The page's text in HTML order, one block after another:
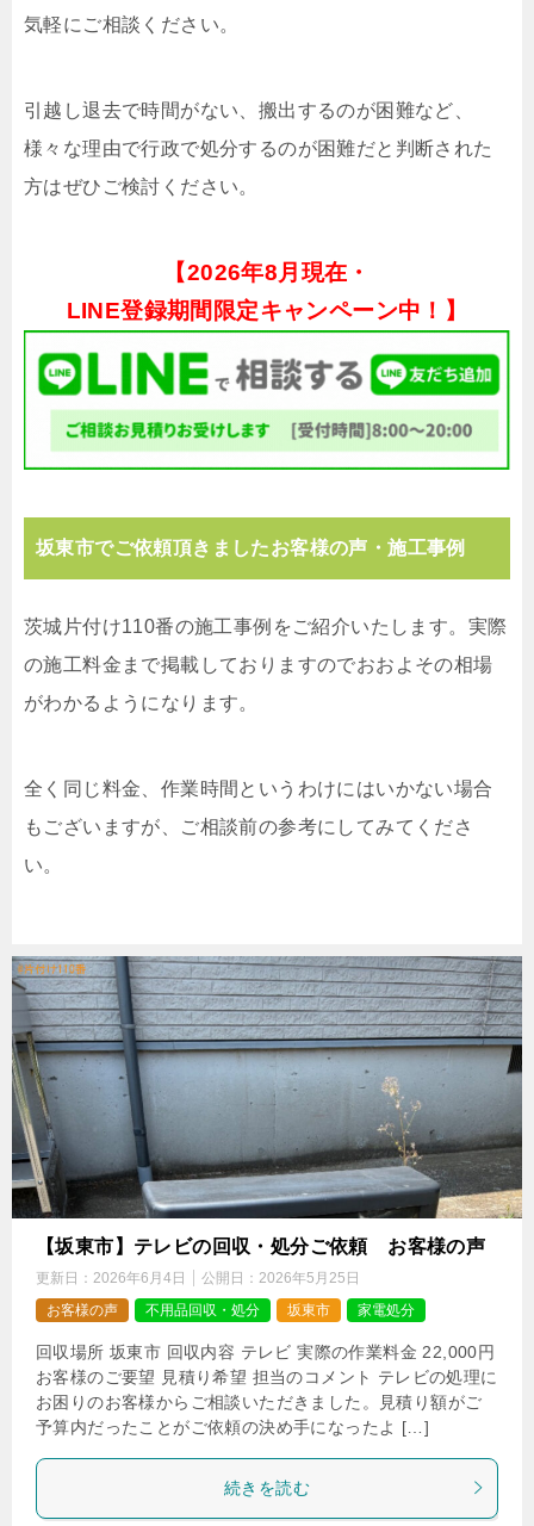
気軽にご相談ください。
引越し退去で時間がない、搬出するのが困難など、
様々な理由で行政で処分するのが困難だと判断された
方はぜひご検討ください。
【2026年8月現在・
LINE登録期間限定キャンペーン中！】
坂東市でご依頼頂きましたお客様の声・施工事例
茨城片付け110番の施工事例をご紹介いたします。実際
の施工料金まで掲載しておりますのでおおよその相場
がわかるようになります。
全く同じ料金、作業時間というわけにはいかない場合
もございますが、ご相談前の参考にしてみてくださ
い。
【坂東市】テレビの回収・処分ご依頼 お客様の声
更新日： 2026年6月4日 公開日： 2026年5月25日
お客様の声
不用品回収・処分 坂東市 家電処分
回収場所 坂東市 回収内容 テレビ 実際の作業料金 22,000円
お客様のご要望 見積り希望 担当のコメント テレビの処理に
お困りのお客様からご相談いただきました。見積り額がご
予算内だったことがご依頼の決め手になったよ […]
続きを読む